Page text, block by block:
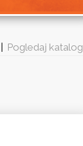
Pogledaj katalog